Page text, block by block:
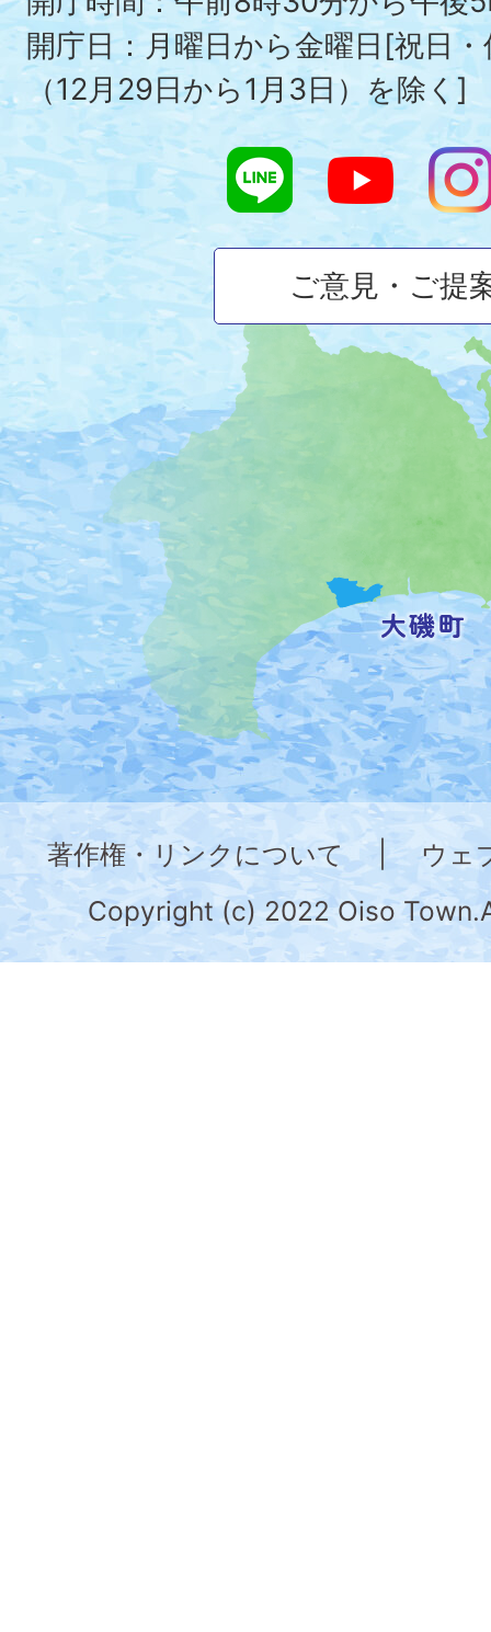
磯
町
の
位
置
を
記
し
た
地
図。
神
奈
川
県
の
開庁日：月曜日から金曜日[祝日
（12月29日から1月3日）を除く]
ご意見・ご提
著作権・リンクについて
ウェ
Copyright (c) 2022 Oiso